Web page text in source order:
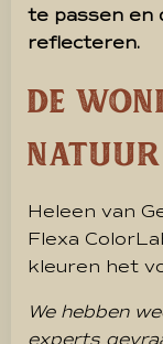
te passen en
reflecteren.
De
natuur
Heleen van
Flexa
kleuren het
We hebben
experts